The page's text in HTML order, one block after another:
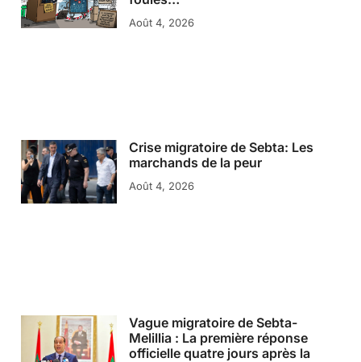
Août 4, 2026
Crise migratoire de Sebta: Les
marchands de la peur
Août 4, 2026
Vague migratoire de Sebta-
Melillia : La première réponse
officielle quatre jours après la